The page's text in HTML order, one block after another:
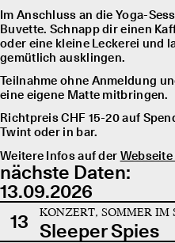
Im Anschluss an die Yoga-
Buvette. Schnapp dir einen
oder eine kleine Leckerei und
gemütlich ausklingen.
Teilnahme ohne Anmeldung
eine eigene Matte mitbringen.
Richtpreis CHF 15-20 auf
Twint oder in bar.
Weitere Infos auf der
nächste Daten:
13.09.2026
13
KONZERT, SOMMER IM
Sleeper Spies